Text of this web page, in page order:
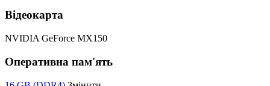
Відеокарта
NVIDIA GeForce MX150
Оперативна пам'ять